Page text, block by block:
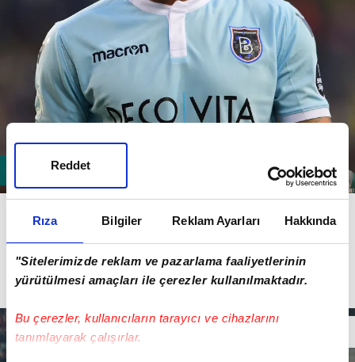
Rıza Bilgiler Reklam Ayarları Hakkında
"Sitelerimizde reklam ve pazarlama faaliyetlerinin
yürütülmesi amaçları ile çerezler kullanılmaktadır.
Bu çerezler, kullanıcıların tarayıcı ve cihazlarını
tanımlayarak çalışırlar.
Reddet
Devler Ligi'ne katılacak olmasından dolayı Sevilla
Sportif Direktörü Monchi, özel isimler arıyor. Bu dev
Monchi ve teknik direktör Lopetegui, Ever